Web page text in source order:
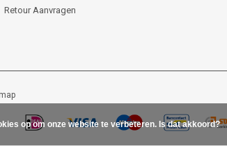
Retour Aanvragen
op om onze website te verbeteren. Is dat akkoord?